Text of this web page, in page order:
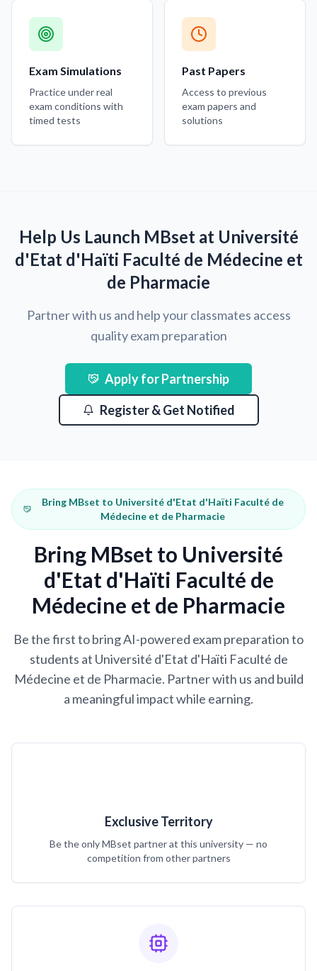
Exam Simulations
Practice under real
exam conditions with
timed tests
Past Papers
Access to previous
exam papers and
solutions
Help Us Launch MBset at Université
d'Etat d'Haïti Faculté de Médecine et
de Pharmacie
Partner with us and help your classmates access
quality exam preparation
Apply for Partnership
Register & Get Notified
Bring MBset to Université d'Etat d'Haïti Faculté de
Médecine et de Pharmacie
Bring MBset to Université
d'Etat d'Haïti Faculté de
Médecine et de Pharmacie
Be the first to bring AI-powered exam preparation to
students at Université d'Etat d'Haïti Faculté de
Médecine et de Pharmacie. Partner with us and build
a meaningful impact while earning.
Exclusive Territory
Be the only MBset partner at this university — no
competition from other partners